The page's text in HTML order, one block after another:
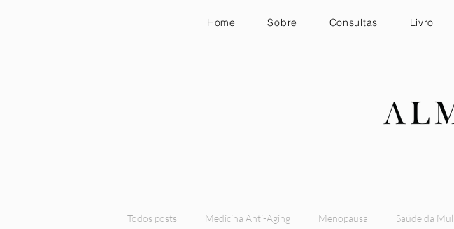
Home Sobre Consultas Livro
Todos posts Medicina Anti-Aging Menopausa Saúde da